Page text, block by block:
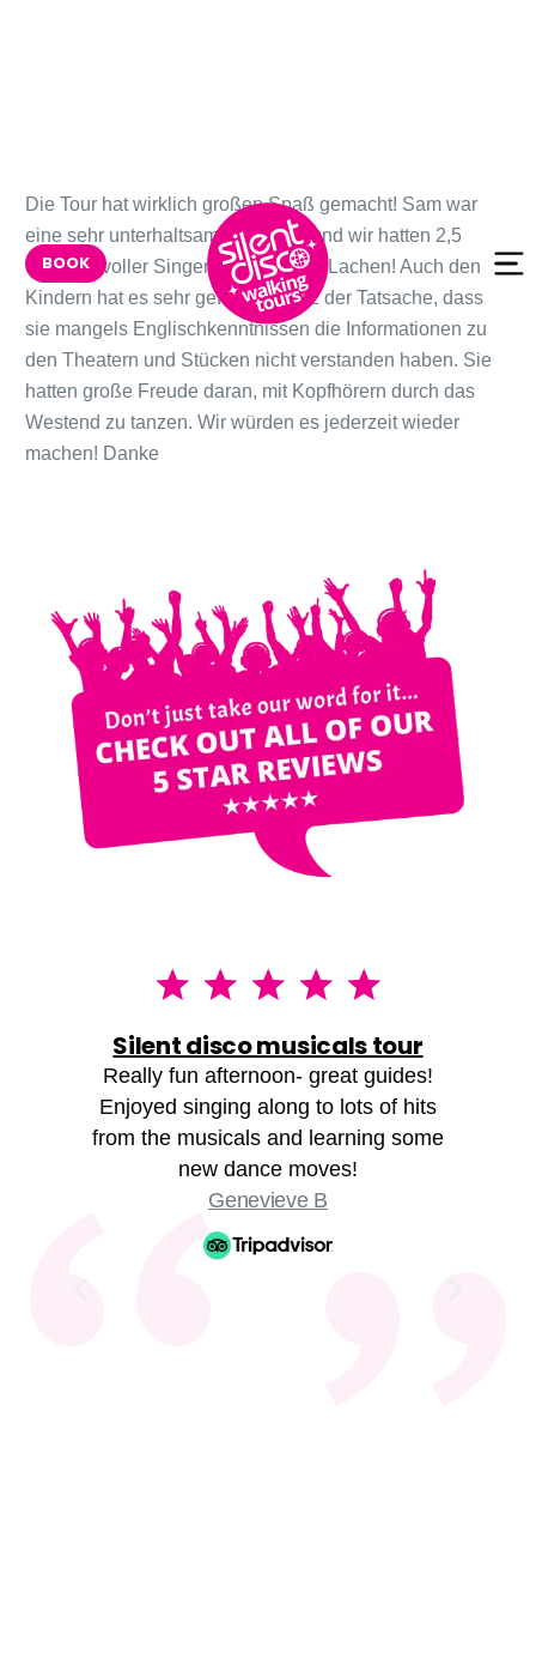
content
BOOK
Die Tour hat wirklich großen Spaß gemacht! Sam war
eine sehr unterhaltsame Führerin und wir hatten 2,5
Stunden voller Singen, Tanzen und Lachen! Auch den
Kindern hat es sehr gefallen – trotz der Tatsache, dass
sie mangels Englischkenntnissen die Informationen zu
den Theatern und Stücken nicht verstanden haben. Sie
hatten große Freude daran, mit Kopfhörern durch das
Westend zu tanzen. Wir würden es jederzeit wieder
machen! Danke
Silent disco musicals tour
Really fun afternoon- great guides!
Enjoyed singing along to lots of hits
from the musicals and learning some
new dance moves!
Genevieve B